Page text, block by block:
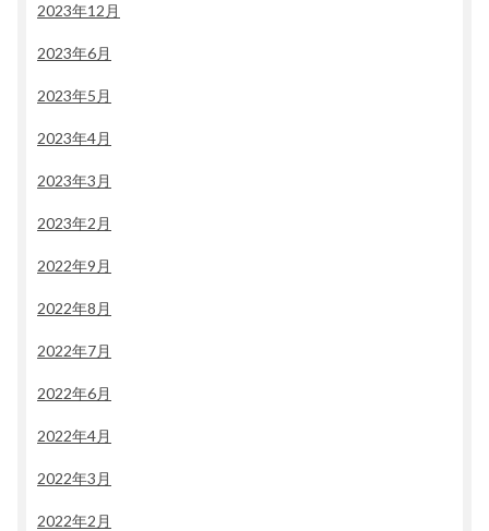
2023年12月
2023年6月
2023年5月
2023年4月
2023年3月
2023年2月
2022年9月
2022年8月
2022年7月
2022年6月
2022年4月
2022年3月
2022年2月